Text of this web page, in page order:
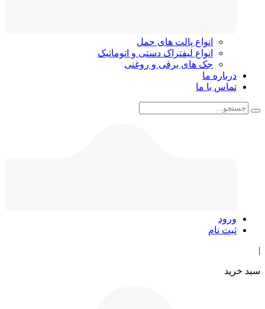
انواع پالت های حمل
انواع لیفتراک دستی و اتوماتیک
جک های برقی و روغنی
درباره ما
تماس با ما
ورود
ثبت نام
سبد خرید